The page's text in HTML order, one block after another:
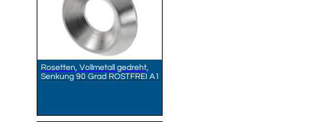
Rosetten, Vollmetall gedreht,
Senkung 90 Grad ROSTFREI A1